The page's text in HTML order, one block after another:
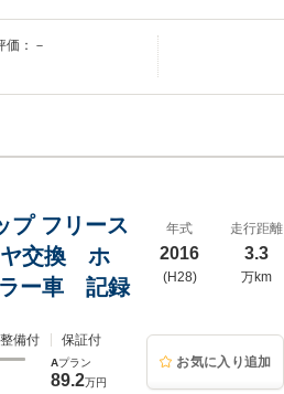
価：－
プ フリース
ヤ交換 ホ
ー車 記録
備付 保証付
Aプラン
89.2万円
年式
2016
(H28)
走行距離
3.3
万km
お気に入り追加